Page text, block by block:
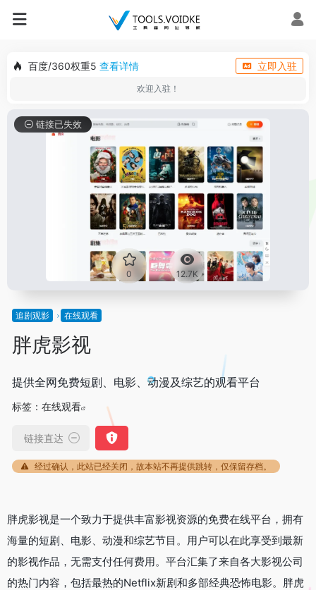
百度/360权重5 查看详情 立即入驻
欢迎入驻！
0 12.7K
链接已失效
追剧观影 在线观看
胖虎影视
提供全网免费短剧、电影、动漫及综艺的观看平台
标签： 在线观看
链接直达
经过确认，此站已经关闭，故本站不再提供跳转，仅保留存档。
胖虎影视是一个致力于提供丰富影视资源的免费在线平台，拥有
海量的短剧、电影、动漫和综艺节目。用户可以在此享受到最新
的影视作品，无需支付任何费用。平台汇集了来自各大影视公司
的热门内容，包括最热的Netflix新剧和多部经典恐怖电影。胖虎